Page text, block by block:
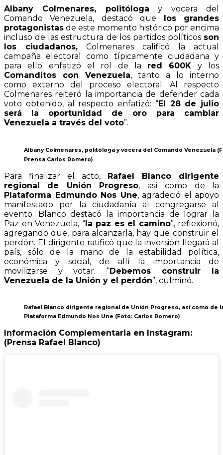
Albany Colmenares, politóloga y vocera del
Comando Venezuela, destacó que
los grandes
protagonistas de este momento histórico por encima
incluso de las estructura de los partidos políticos son
los ciudadanos, Colmenares calificó la actual
campaña electoral como típicamente ciudadana y
para ello enfatizó el rol de la red 600K y los
Comanditos con Venezuela, tanto a lo interno
como externo del proceso electoral. Al respecto
Colmenares reiteró la importancia de defender cada
voto obtenido, al respecto enfatizó: “El 28 de julio
será la oportunidad de oro para cambiar
Venezuela a través del voto”.
Albany Colmenares, politóloga y vocera del Comando Venezuela
Prensa Carlos Romero)
Para finalizar el acto,
Rafael Blanco dirigente
regional de Unión Progreso, así como de la
Plataforma Edmundo Nos Une, agradeció el apoyo
manifestado por la ciudadanía al congregarse al
evento. Blanco destacó la importancia de lograr la
Paz en Venezuela, “la paz es el camino”, reflexionó,
agregando que, para alcanzarla, hay que construir el
perdón. El dirigente ratificó que la inversión llegará al
país, sólo de la mano de la estabilidad política,
económica y social, de allí la importancia de
movilizarse y votar. “Debemos construir la
Venezuela de la Unión y el perdón”, culminó.
Rafael Blanco dirigente regional de Unión Progreso, así como de
Plataforma Edmundo Nos Une (Foto: Carlos Romero)
Información Complementaria en Instagram:
(Prensa Rafael Blanco)